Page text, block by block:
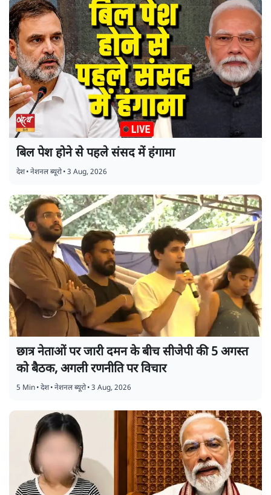
बिल पेश होने से पहले संसद में हंगामा
देश•नेशनल ब्यूरो•3 Aug, 2026
छात्र नेताओं पर जारी दमन के बीच सीजेपी की 5 अगस्त
को बैठक, अगली रणनीति पर विचार
5 Min•देश•नेशनल ब्यूरो•3 Aug, 2026